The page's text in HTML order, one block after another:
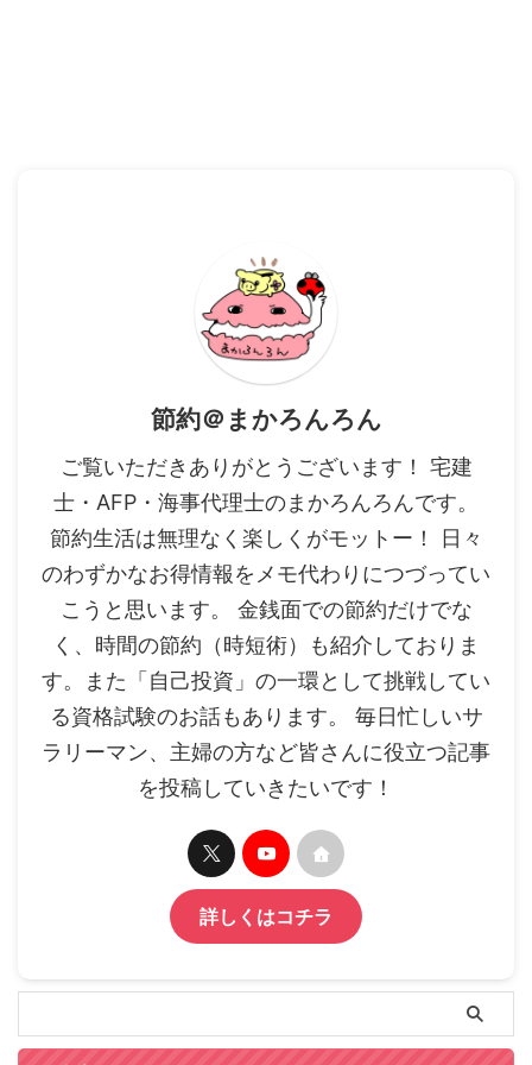
節約＠まかろんろん
ご覧いただきありがとうございます！ 宅建
士・AFP・海事代理士のまかろんろんです。
節約生活は無理なく楽しくがモットー！ 日々
のわずかなお得情報をメモ代わりにつづってい
こうと思います。 金銭面での節約だけでな
く、時間の節約（時短術）も紹介しておりま
す。また「自己投資」の一環として挑戦してい
る資格試験のお話もあります。 毎日忙しいサ
ラリーマン、主婦の方など皆さんに役立つ記事
を投稿していきたいです！
詳しくはコチラ